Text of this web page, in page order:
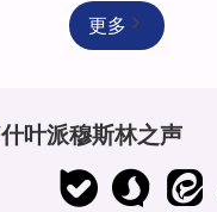
更多
什叶派穆斯林之声